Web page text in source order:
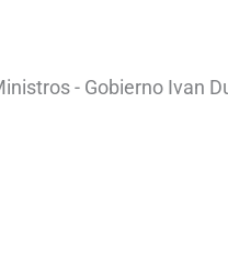
- Gobierno Ivan